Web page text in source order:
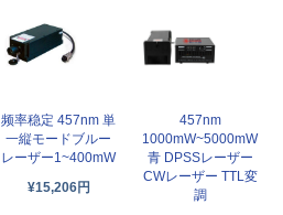
频率稳定 457nm 単
一縦モードブルー
レーザー1~400mW
¥15,206円
457nm
1000mW~5000mW
青 DPSSレーザー
CWレーザー TTL変
調